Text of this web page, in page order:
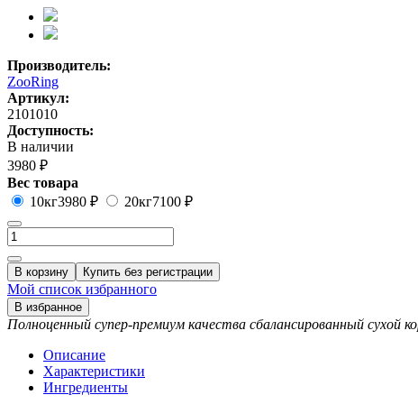
Производитель:
ZooRing
Артикул:
2101010
Доступность:
В наличии
3980 ₽
Вес товара
10кг3980 ₽ 20кг7100 ₽
В корзину Купить без регистрации
Мой список избранного
В избранное
Полноценный супер-премиум качества сбалансированный сухой
Описание
Характеристики
Ингредиенты